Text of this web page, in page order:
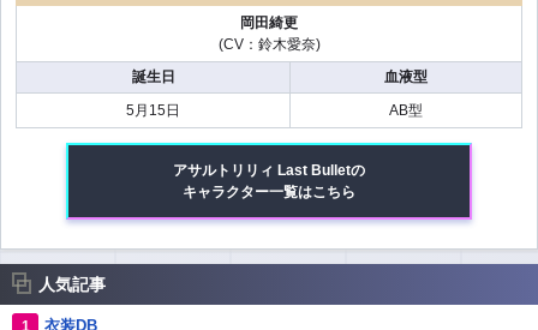
岡田綺更
(CV：鈴木愛奈)
誕生日
血液型
5月15日
AB型
アサルトリリィ Last Bulletの
キャラクター一覧はこちら
人気記事
衣装DB